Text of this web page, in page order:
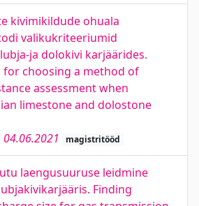
kivimikildude ohuala
valikukriteeriumid
ja dolokivi karjäärides.
for choosing a method of
assessment when
limestone and dolostone
04.06.2021 magistritööd
laengusuuruse leidmine
Finding